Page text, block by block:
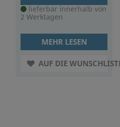
lieferbar innerhalb von
2 Werktagen
MEHR LESEN
AUF DIE